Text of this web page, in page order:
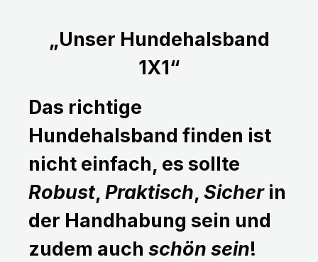
„Unser Hundehalsband
1X1“
Das richtige
Hundehalsband finden ist
nicht einfach, es sollte
Robust, Praktisch, Sicherin
der Handhabung sein und
zudem auch schön sein!